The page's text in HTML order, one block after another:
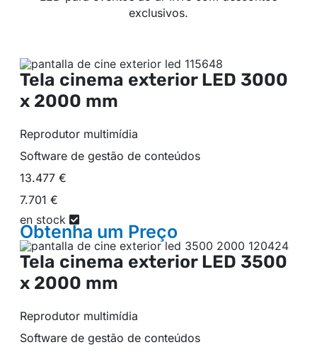
exclusivos.
Tela cinema exterior LED 3000
x 2000 mm
Reprodutor multimídia
Software de gestão de conteúdos
13.477 €
7.701 €
en stock
Obtenha um Preço
Tela cinema exterior LED 3500
x 2000 mm
Reprodutor multimídia
Software de gestão de conteúdos